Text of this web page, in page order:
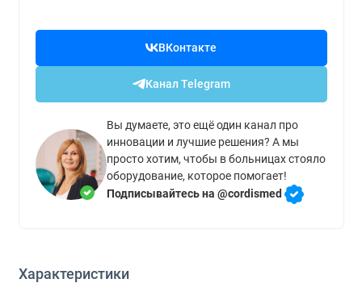
ВКонтакте
Канал Telegram
Вы думаете, это ещё один канал про
инновации и лучшие решения? А мы
просто хотим, чтобы в больницах стояло
оборудование, которое помогает!
Подписывайтесь на @cordismed
Характеристики